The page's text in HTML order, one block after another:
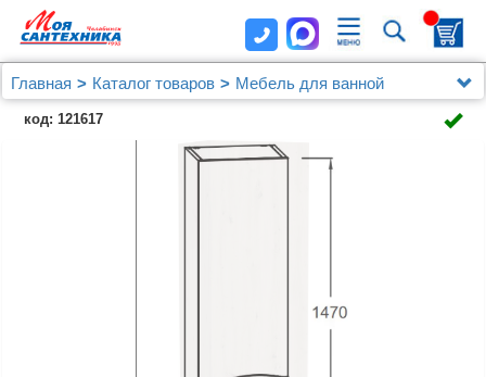
Главная Каталог товаров
Мебель для ванной
Шкафы - пеналы
Шкаф-пенал Jacob Delafon Sherwood EB1836LRU-
P13 L состаренный дуб
код: 121617